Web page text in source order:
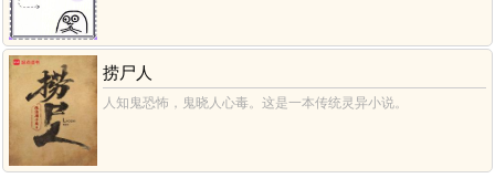
捞尸人
人知鬼恐怖，鬼晓人心毒。这是一本传统灵异小说。